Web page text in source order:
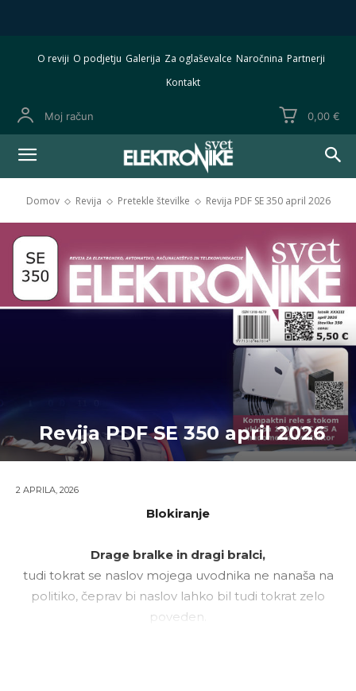
O reviji O podjetju Galerija Za oglaševalce Naročnina Partnerji
Kontakt
Moj račun 0,00 €
Domov Revija Pretekle številke Revija PDF SE 350 april 2026
Revija PDF SE 350 april 2026
2 APRILA, 2026
Blokiranje
Drage bralke in dragi bralci,
tudi tokrat se naslov mojega uvodnika ne nanaša na
politiko, čeprav bi naslov lahko bil tudi tokrat zelo
poveden.